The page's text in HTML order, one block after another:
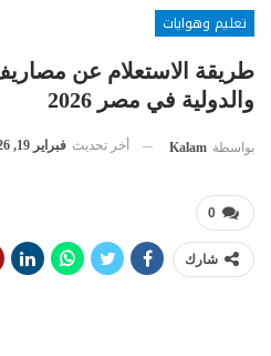
تعليم وهوايات
طريقة الاستعلام عن
والدولية في مصر 2026
بواسطة Kalam أخر تحديث فبراير 19, 2026
0
شارك